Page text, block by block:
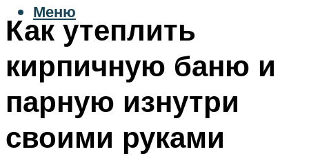
Меню
Как утеплить
кирпичную баню и
парную изнутри
своими руками